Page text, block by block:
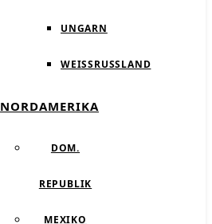
UNGARN
WEISSRUSSLAND
NORDAMERIKA
DOM.
REPUBLIK
MEXIKO